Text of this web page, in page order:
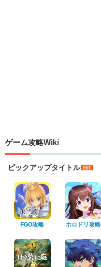
ゲーム攻略Wiki
ピックアップタイトル
FGO攻略 ホロドリ攻略